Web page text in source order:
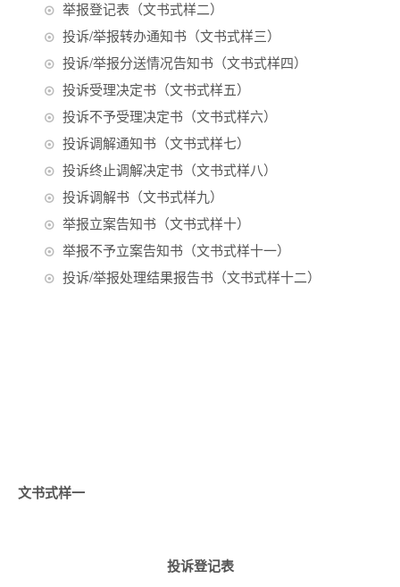
举报登记表（文书式样二）
投诉/举报转办通知书（文书式样三）
投诉/举报分送情况告知书（文书式样四）
投诉受理决定书（文书式样五）
投诉不予受理决定书（文书式样六）
投诉调解通知书（文书式样七）
投诉终止调解决定书（文书式样八）
投诉调解书（文书式样九）
举报立案告知书（文书式样十）
举报不予立案告知书（文书式样十一）
投诉/举报处理结果报告书（文书式样十二）
文书式样一
投诉登记表